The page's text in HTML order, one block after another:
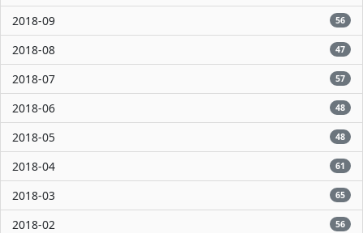
2018-09 56
2018-08 47
2018-07 57
2018-06 48
2018-05 48
2018-04 61
2018-03 65
2018-02 56